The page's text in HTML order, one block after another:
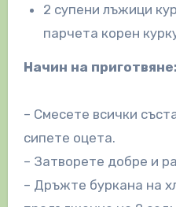
2 супени лъжици
парчета корен
Начин на приготвяне:
– Смесете всички
сипете оцета.
– Затворете добре и
– Дръжте буркана на